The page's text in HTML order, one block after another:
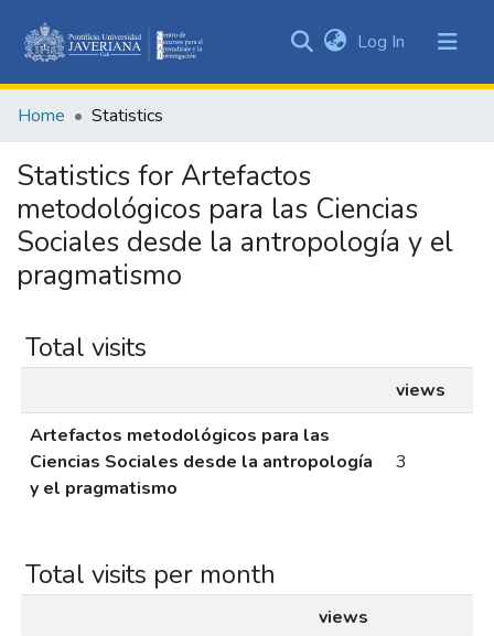
&
All of DSpace
Log In (current)
Home Statistics
Statistics for Artefactos
metodológicos para las Ciencias
Sociales desde la antropología y el
pragmatismo
Total visits
views
Artefactos metodológicos para las
Ciencias Sociales desde la antropología
y el pragmatismo
3
Total visits per month
views